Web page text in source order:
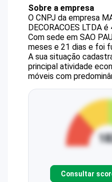
Sobre a empresa
O CNPJ da empresa
DECORACOES LTDA é
Com sede em SAO
meses e 21 dias e foi
A sua situação
principal atividade
móveis com
Consultar